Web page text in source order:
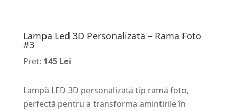
Lampa Led 3D Personalizata – Rama Foto
#3
Pret: 145 Lei
Lampă LED 3D personalizată tip ramă foto,
perfectă pentru a transforma amintirile în